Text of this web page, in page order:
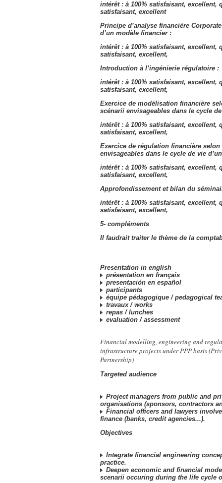
intérêt : à 100% satisfaisant, excellent,
satisfaisant, excellent
Principe d’analyse financière
d’un modèle financier :
intérêt : à 100% satisfaisant, excellent,
satisfaisant, excellent,
Introduction à l’ingénierie régulatoire :
intérêt : à 100% satisfaisant, excellent,
satisfaisant, excellent,
Exercice de modélisation financière
scénarii envisageables dans le cycle
intérêt : à 100% satisfaisant, excellent,
satisfaisant, excellent,
Exercice de régulation financière
envisageables dans le cycle de vie
intérêt : à 100% satisfaisant, excellent,
satisfaisant, excellent,
Approfondissement et bilan du
intérêt : à 100% satisfaisant, excellent,
satisfaisant, excellent,
5- compléments
Il faudrait traiter le thème de la
Presentation in english
présentation en français
presentación en español
participants
équipe pédagogique / pedagogical
travaux / works
repas / lunches
evaluation / assessment
Financial modelling, engineering and
infrastructure projects under PPP basis
Partnership)
Targeted audience
Project managers from public and
organisations (sponsors, contractors
Financial officers and lawyers
finance (banks, credit agencies...).
Objectives
Integrate financial engineering
practice.
Deepen economic and financial
scenarii occuring during the life cycle